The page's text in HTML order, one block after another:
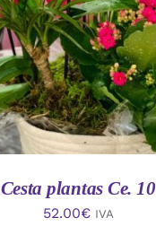
Cesta plantas Ce. 10
52.00€ IVA